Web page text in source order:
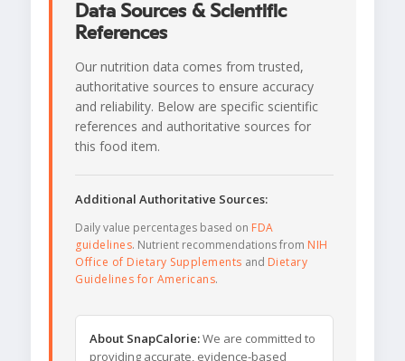
Data Sources & Scientific
References
Our nutrition data comes from trusted,
authoritative sources to ensure accuracy
and reliability. Below are specific scientific
references and authoritative sources for
this food item.
Additional Authoritative Sources:
Daily value percentages based on FDA
guidelines. Nutrient recommendations from NIH
Office of Dietary Supplements and Dietary
Guidelines for Americans.
About SnapCalorie:We are committed to
providing accurate, evidence-based